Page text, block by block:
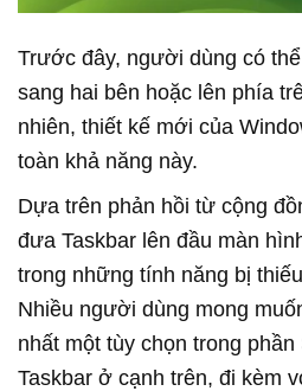
Trước đây, người dùng có
sang hai bên hoặc lên phía
nhiên, thiết kế mới của
toàn khả năng này.
Dựa trên phản hồi từ cộng
đưa Taskbar lên đầu màn
trong những tính năng bị
Nhiều người dùng mong
nhất một tùy chọn trong
Taskbar ở cạnh trên, đi kèm